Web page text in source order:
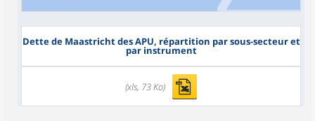
Dette de Maastricht des APU, répartition par sous-secteur et
par instrument
(xls, 73 Ko)